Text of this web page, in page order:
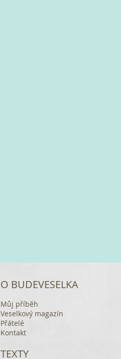
O BUDEVESELKA
Můj příběh
Veselkový magazín
Přátelé
Kontakt
TEXTY